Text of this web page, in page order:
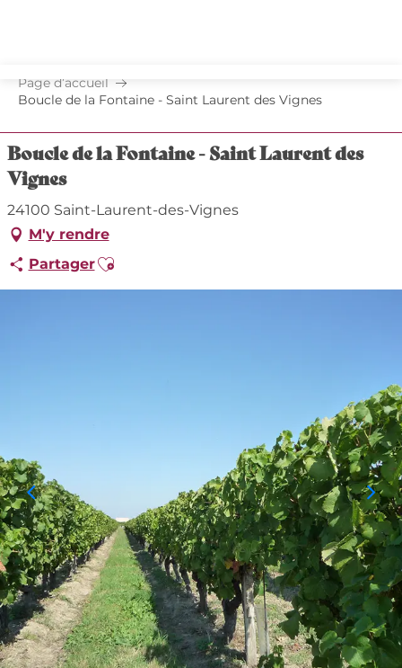
principal
Page d’accueil
Boucle de la Fontaine - Saint Laurent des Vignes
Boucle de la Fontaine - Saint Laurent des
Vignes
24100 Saint-Laurent-des-Vignes
M'y rendre
PartagerAjouter aux favoris